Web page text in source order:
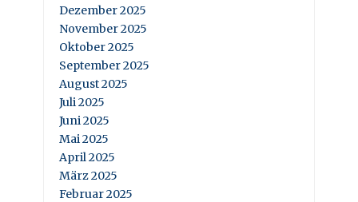
Dezember 2025
November 2025
Oktober 2025
September 2025
August 2025
Juli 2025
Juni 2025
Mai 2025
April 2025
März 2025
Februar 2025